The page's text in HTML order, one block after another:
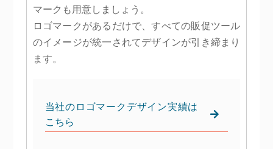
マークも用意しましょう。
ロゴマークがあるだけで、すべての販促ツール
のイメージが統一されてデザインが引き締まり
ます。
当社のロゴマークデザイン実績は
こちら